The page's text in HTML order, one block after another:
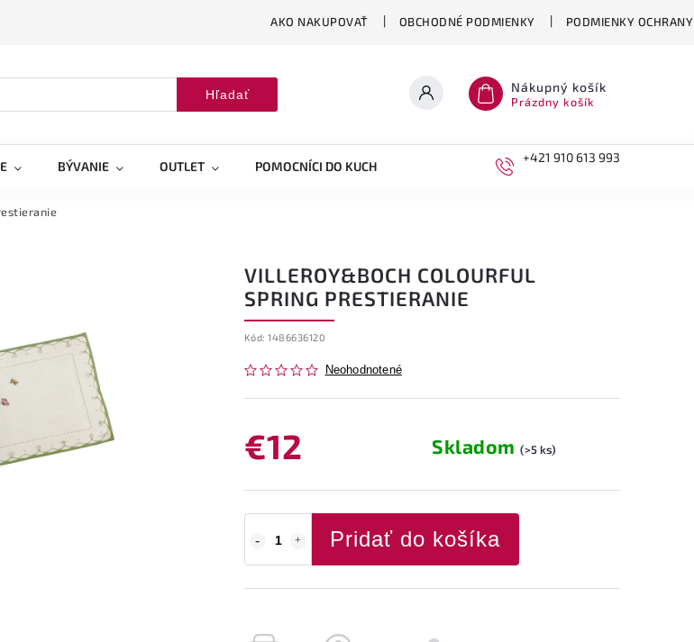
AKO NAKUPOVAŤ OBCHODNÉ PODMIENKY PODMIENKY
Hľadať Nákupný košík
Prázdny košík
BÝVANIE OUTLET POMOCNÍCI DO KUCHYNE
+421 910 613 993
VILLEROY&BOCH COLOURFUL
SPRING PRESTIERANIE
Kód: 1486636120
Neohodnotené
€12 Skladom(>5 ks)
Pridať do košíka